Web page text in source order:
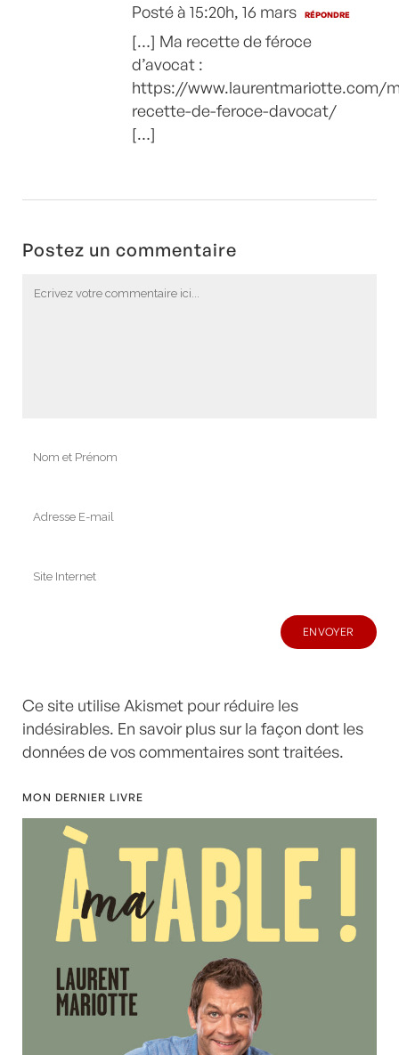
Posté à 15:20h, 16 mars RÉPONDRE
[…] Ma recette de féroce
d’avocat :
https://www.laurentmariotte.com/
recette-de-feroce-davocat/
[…]
Postez un commentaire
Ce site utilise Akismet pour réduire les
indésirables. En savoir plus sur la façon dont les
données de vos commentaires sont traitées.
MON DERNIER LIVRE